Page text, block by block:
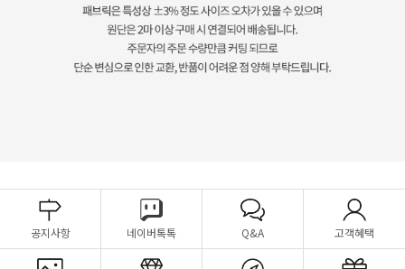
공지사항 네이버톡톡 Q&A 고객혜택